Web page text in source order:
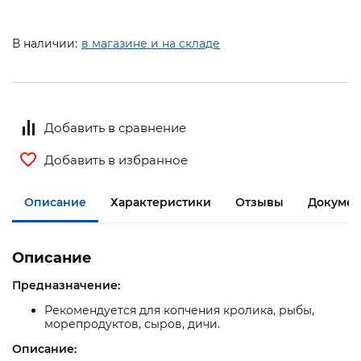
В наличии: в магазине и на складе
Добавить в сравнение
Добавить в избранное
Описание Характеристики Отзывы
Описание
Предназначение:
Рекомендуется для копчения кролика, рыбы,
морепродуктов, сыров, дичи.
Описание: